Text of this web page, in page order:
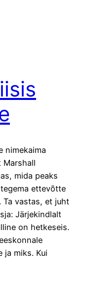
nimekaima
Marshall
mida peaks
ettevõtte
Ta vastas, et juht
Järjekindlalt
on hetkeseis.
ja miks. Kui